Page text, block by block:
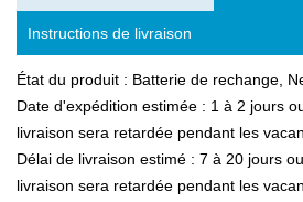
Instructions de livraison
État du produit : Batterie de rechange,
Date d'expédition estimée : 1 à 2 jours
livraison sera retardée pendant les
Délai de livraison estimé : 7 à 20 jours
livraison sera retardée pendant les